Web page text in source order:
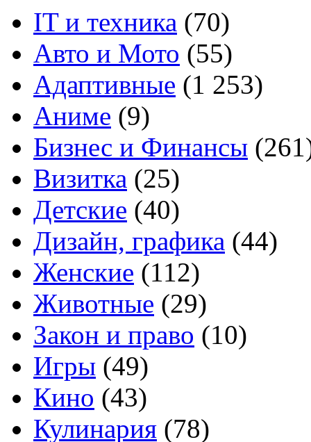
IT и техника (70)
Авто и Мото (55)
Адаптивные (1 253)
Аниме (9)
Бизнес и Финансы
Визитка (25)
Детские (40)
Дизайн, графика (44)
Женские (112)
Животные (29)
Закон и право (10)
Игры (49)
Кино (43)
Кулинария (78)